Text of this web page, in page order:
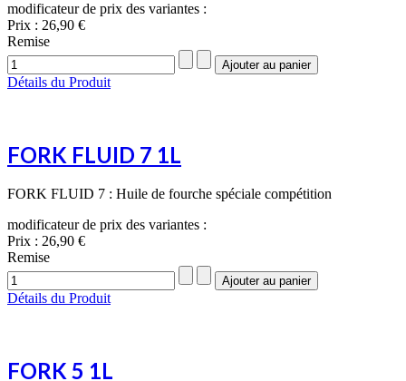
modificateur de prix des variantes :
Prix : 26,90 €
Remise
Détails du Produit
FORK FLUID 7 1L
FORK FLUID 7 : Huile de fourche spéciale compétition
modificateur de prix des variantes :
Prix : 26,90 €
Remise
Détails du Produit
FORK 5 1L